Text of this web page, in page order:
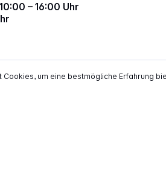
10:00 – 16:00 Uhr
um eine bestmögliche Erfahrung